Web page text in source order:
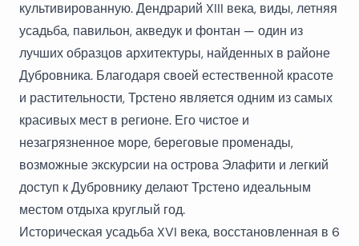
культивированную. Дендрарий XIII века, виды, летняя
усадьба, павильон, акведук и фонтан — один из
лучших образцов архитектуры, найденных в районе
Дубровника. Благодаря своей естественной красоте
и растительности, Трстено является одним из самых
красивых мест в регионе. Его чистое и
незагрязненное море, береговые променады,
возможные экскурсии на острова Элафити и легкий
доступ к Дубровнику делают Трстено идеальным
местом отдыха круглый год.
Историческая усадьба XVI века, восстановленная в 6